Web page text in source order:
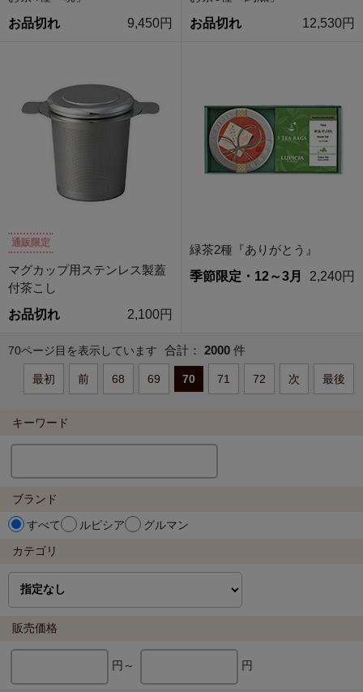
お品切れ
9,450円
お品切れ
12,530円
通販限定
マグカップ用ステンレス製蓋
付茶こし
お品切れ
2,100円
緑茶2種『ありがとう』
季節限定・12～3月
2,240円
70ページ目を表示しています 合計： 2000 件
最初 前 68 69 70 71 72 次 最後
キーワード
ブランド
すべて
ルピシア グルマン
カテゴリ
販売価格
円～ 円